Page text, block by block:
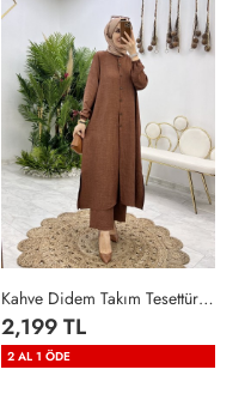
Kahve Didem Takım Tesettür Giyim Kahverengi
2,199 TL
2 AL 1 ÖDE